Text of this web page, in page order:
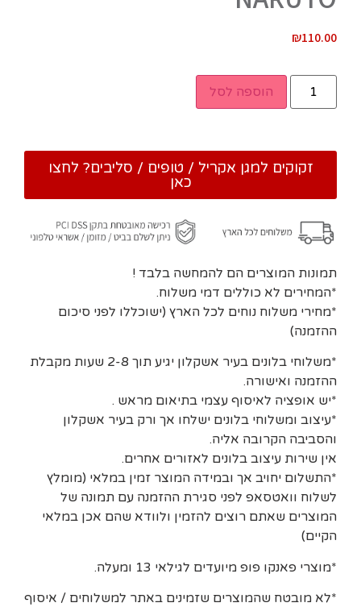
₪110.00
הוספה לסל
זקוקים למגן אקריל / טופים / סליבים? לחצו
כאן
תמונות המוצרים הם להמחשה בלבד !
*המחירים לא כוללים דמי משלוח.
*מחירי משלוח נוחים לכל הארץ (ישוכללו לפני סיכום
ההזמנה)
*משלוחי בלונים בעיר אשקלון יגיע תוך 2-8 שעות מקבלת
ההזמנה ואישורה.
*יש אופציה לאיסוף עצמי בתיאום מראש .
*עיצוב ומשלוחי בלונים ישלחו אך ורק בעיר אשקלון
והסביבה הקרובה אליה.
אין שירות עיצוב בלונים לאזורים אחרים.
*התשלום יחויב אך ובמידה המוצר זמין במלאי (מומלץ
לשלוח וואטסאפ לפני סגירת ההזמנה עם תמונה של
המוצרים שאתם רוצים להזמין ולוודא שהם אכן במלאי
הקיים)
*מוצרי פאנקו פופ מיועדים לגילאי 13 ומעלה.
*לא מובטח שהמוצרים שזמינים באתר למשלוחים / איסוף